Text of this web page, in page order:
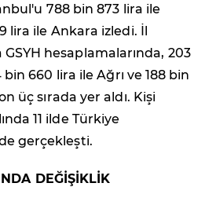
788 bin 873 lira ile
lira ile Ankara izledi. İl
hesaplamalarında, 203
660 lira ile Ağrı ve 188 bin
üç sırada yer aldı. Kişi
11 ilde Türkiye
gerçekleşti.
DEĞİŞİKLİK